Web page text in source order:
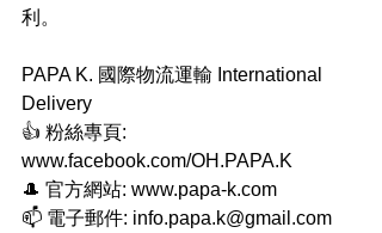
利。
PAPA K. 國際物流運輸 International
Delivery
👍 粉絲專頁:
www.facebook.com/OH.PAPA.K
🎩 官方網站: www.papa-k.com
📫 電子郵件: info.papa.k@gmail.com